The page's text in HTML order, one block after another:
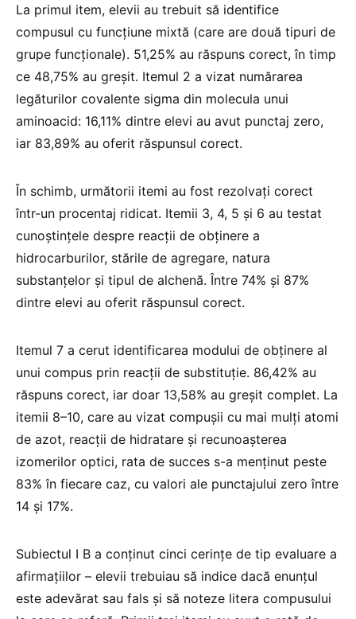
La primul item, elevii au trebuit să identifice
compusul cu funcțiune mixtă (care are două tipuri de
grupe funcționale). 51,25% au răspuns corect, în timp
ce 48,75% au greșit. Itemul 2 a vizat numărarea
legăturilor covalente sigma din molecula unui
aminoacid: 16,11% dintre elevi au avut punctaj zero,
iar 83,89% au oferit răspunsul corect.
În schimb, următorii itemi au fost rezolvați corect
într-un procentaj ridicat. Itemii 3, 4, 5 și 6 au testat
cunoștințele despre reacții de obținere a
hidrocarburilor, stările de agregare, natura
substanțelor și tipul de alchenă. Între 74% și 87%
dintre elevi au oferit răspunsul corect.
Itemul 7 a cerut identificarea modului de obținere al
unui compus prin reacții de substituție. 86,42% au
răspuns corect, iar doar 13,58% au greșit complet. La
itemii 8–10, care au vizat compușii cu mai mulți atomi
de azot, reacții de hidratare și recunoașterea
izomerilor optici, rata de succes s-a menținut peste
83% în fiecare caz, cu valori ale punctajului zero între
14 și 17%.
Subiectul I B a conținut cinci cerințe de tip evaluare a
afirmațiilor – elevii trebuiau să indice dacă enunțul
este adevărat sau fals și să noteze litera compusului